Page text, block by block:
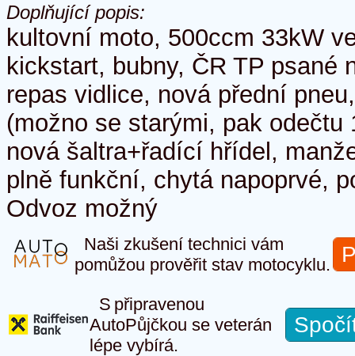
Doplňující popis:
kultovní moto, 500ccm 33kW
kickstart, bubny, ČR TP psané
repas vidlice, nová přední
(možno se starými, pak odečtu
nová šaltra+řadící hřídel,
plně funkční, chytá napoprvé,
Odvoz možný
Naši zkušení technici vám
pomůžou prověřit stav motocyklu.
S připravenou
AutoPůjčkou se veterán
lépe vybírá.